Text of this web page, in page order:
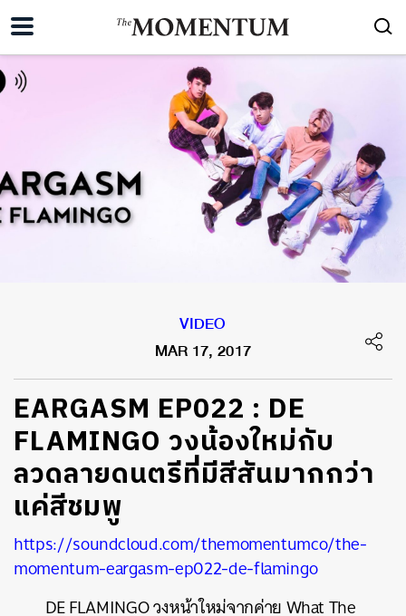
VIDEO
MAR 17, 2017
EARGASM EP022 : DE
FLAMINGO วงน้องใหม่กับ
ลวดลายดนตรีที่มีสีสันมากกว่า
แค่สีชมพู
https://soundcloud.com/themomentumco/the-
momentum-eargasm-ep022-de-flamingo
DE FLAMINGO วงหน้าใหม่จากค่าย What The